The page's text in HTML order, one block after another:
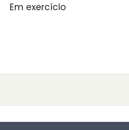
Em exercício